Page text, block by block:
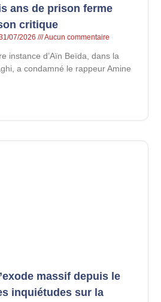
ans de prison ferme
critique
07/2026 Aucun commentaire
instance d’Aïn Beïda, dans la
a condamné le rappeur Amine
massif depuis le
inquiétudes sur la